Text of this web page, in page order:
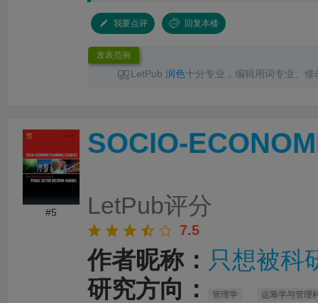
我要点评 回复本楼
发表范例
LetPub 润色十分专业，编辑用词专业、修
#5
SOCIO-
LetPub评分
7.5
作者昵称： 只想被科
研究方向：
管理学 运筹学与管理